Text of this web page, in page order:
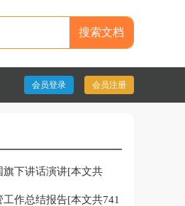
会员登录 会员注册
旗下讲话演讲[本文共
工作总结报告[本文共741